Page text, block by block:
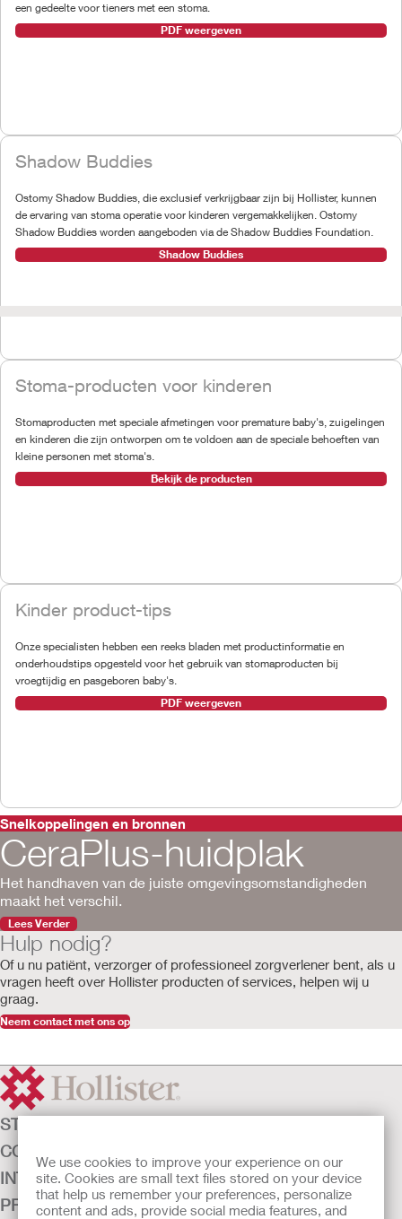
We use cookies to improve your experience on our
site. Cookies are small text files stored on your device
that help us remember your preferences, personalize
content and ads, provide social media features, and
een gedeelte voor tieners met een stoma.
PDF weergeven
Shadow Buddies
Ostomy Shadow Buddies, die exclusief verkrijgbaar zijn bij Hollister, kunnen
de ervaring van stoma operatie voor kinderen vergemakkelijken. Ostomy
Shadow Buddies worden aangeboden via de Shadow Buddies Foundation.
Shadow Buddies
Stoma-producten voor kinderen
Stomaproducten met speciale afmetingen voor premature baby's, zuigelingen
en kinderen die zijn ontworpen om te voldoen aan de speciale behoeften van
kleine personen met stoma's.
Bekijk de producten
Kinder product-tips
Onze specialisten hebben een reeks bladen met productinformatie en
onderhoudstips opgesteld voor het gebruik van stomaproducten bij
vroegtijdig en pasgeboren baby's.
PDF weergeven
Snelkoppelingen en bronnen
CeraPlus-huidplak
Het handhaven van de juiste omgevingsomstandigheden
maakt het verschil.
Lees Verder
Hulp nodig?
Of u nu patiënt, verzorger of professioneel zorgverlener bent, als u
vragen heeft over Hollister producten of services, helpen wij u
graag.
Neem contact met ons op
STOMAZORG
CONTINENTIEZORG
INTENSIEVE ZORG
PRODUCTEN